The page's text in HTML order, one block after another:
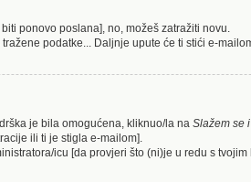
ponovo poslana], no, možeš zatražiti novu.
tražene podatke... Daljnje upute će ti stići e-
je bila omogućena, kliknuo/la na Slažem se
ili ti je stigla e-mailom].
icu [da provjeri što (ni)je u redu s tvojim